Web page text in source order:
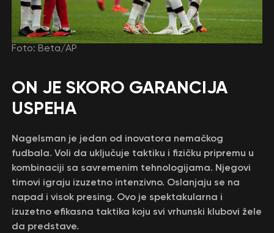
Foto: Beta/AP
ON JE SKORO GARANCIJA
USPEHA
Nagelsman je jedan od inovatora nemačkog
fudbala. Voli da uključuje taktiku i fizičku pripremu u
kombinaciji sa savremenim tehnologijama. Njegovi
timovi igraju izuzetno intenzivno. Oslanjaju se na
napad i visok presing. Ovo je spektakularna i
izuzetno efikasna taktika koju svi vrhunski klubovi žele
da predstave.